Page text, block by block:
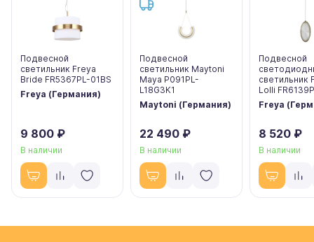
Подвесной
светильник Freya
Bride FR5367PL-01BS
Freya (Германия)
9 800 ₽
В наличии
Подвесной
светильник Maytoni
Maya P091PL-
L18G3K1
Maytoni (Германия)
22 490 ₽
В наличии
Подвесной
светильник
Lolli
Freya
8 520 ₽
В наличии